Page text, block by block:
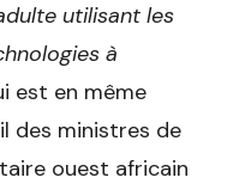
utilisant les
à
est en même
des ministres de
ouest africain